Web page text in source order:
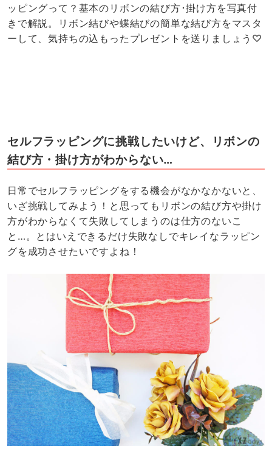
ッピングって？基本のリボンの結び方･掛け方を写真付
きで解説。リボン結びや蝶結びの簡単な結び方をマスタ
ーして、気持ちの込もったプレゼントを送りましょう♡
セルフラッピングに挑戦したいけど、リボンの
結び方・掛け方がわからない…
日常でセルフラッピングをする機会がなかなかないと、
いざ挑戦してみよう！と思ってもリボンの結び方や掛け
方がわからなくて失敗してしまうのは仕方のないこ
と…。とはいえできるだけ失敗なしでキレイなラッピン
グを成功させたいですよね！